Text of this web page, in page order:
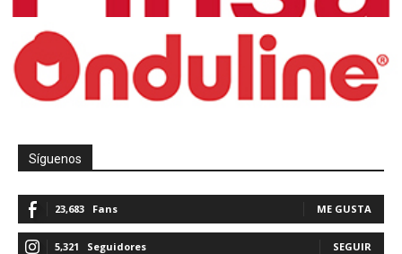
Síguenos
23,683 Fans ME GUSTA
5,321 Seguidores SEGUIR